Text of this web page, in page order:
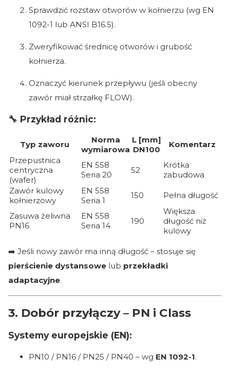
Sprawdzić rozstaw otworów w kołnierzu (wg EN
1092-1 lub ANSI B16.5).
Zweryfikować średnicę otworów i grubość
kołnierza.
Oznaczyć kierunek przepływu (jeśli obecny
zawór miał strzałkę FLOW).
🔧 Przykład różnic:
Typ zaworu
Norma
wymiarowa
L [mm]
DN100
Komentarz
Przepustnica
centryczna
(wafer)
EN 558
Seria 20
52
Krótka
zabudowa
Zawór kulowy
kołnierzowy
EN 558
Seria 1
150 Pełna długość
Zasuwa żeliwna
PN16
EN 558
Seria 14
190
Większa
długość niż
kulowy
➡️ Jeśli nowy zawór ma inną długość – stosuje się
pierścienie dystansowe lub przekładki
adaptacyjne.
3. Dobór przyłączy – PN i Class
Systemy europejskie (EN):
PN10 / PN16 / PN25 / PN40 – wg EN 1092-1.